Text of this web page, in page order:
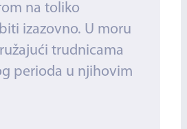
na toliko
izazovno. U moru
trudnicama
perioda u njihovim